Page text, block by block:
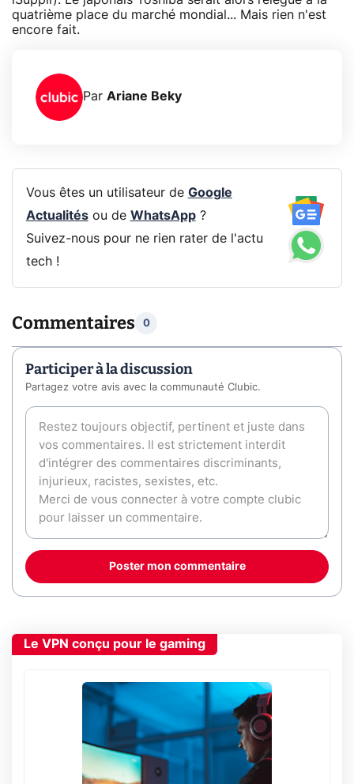
quatrième place du marché mondial... Mais rien n'est
encore fait.
Par Ariane Beky
Vous êtes un utilisateur de Google
Actualitésou de WhatsApp?
Suivez-nous pour ne rien rater de l'actu
tech !
Commentaires 0
Participer à la discussion
Partagez votre avis avec la communauté Clubic.
Poster mon commentaire
Le VPN conçu pour le gaming